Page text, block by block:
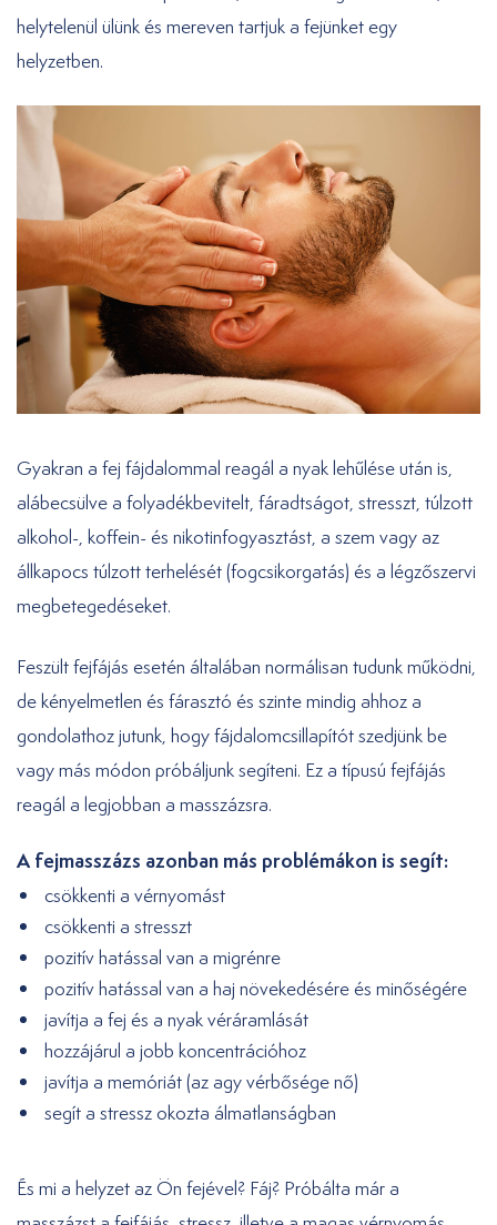
helytelenül ülünk és mereven tartjuk a fejünket egy
helyzetben.
Gyakran a fej fájdalommal reagál a nyak lehűlése után is,
alábecsülve a folyadékbevitelt, fáradtságot, stresszt, túlzott
alkohol-, koffein- és nikotinfogyasztást, a szem vagy az
állkapocs túlzott terhelését (fogcsikorgatás) és a légzőszervi
megbetegedéseket.
Feszült fejfájás esetén általában normálisan tudunk működni,
de kényelmetlen és fárasztó és szinte mindig ahhoz a
gondolathoz jutunk, hogy fájdalomcsillapítót szedjünk be
vagy más módon próbáljunk segíteni. Ez a típusú fejfájás
reagál a legjobban a masszázsra.
A fejmasszázs azonban más problémákon is segít:
csökkenti a vérnyomást
csökkenti a stresszt
pozitív hatással van a migrénre
pozitív hatással van a haj növekedésére és minőségére
javítja a fej és a nyak véráramlását
hozzájárul a jobb koncentrációhoz
javítja a memóriát (az agy vérbősége nő)
segít a stressz okozta álmatlanságban
És mi a helyzet az Ön fejével? Fáj? Próbálta már a